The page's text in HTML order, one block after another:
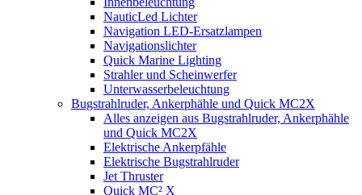
NauticLed Lichter
Navigation LED-Ersatzlampen
Navigationslichter
Quick Marine Lighting
Strahler und Scheinwerfer
Unterwasserbeleuchtung
Bugstrahlruder, Ankerphähle und Quick MC2X
Alles anzeigen aus Bugstrahlruder, Ankerphähle
und Quick MC2X
Elektrische Ankerpfähle
Elektrische Bugstrahlruder
Jet Thruster
Quick MC² X